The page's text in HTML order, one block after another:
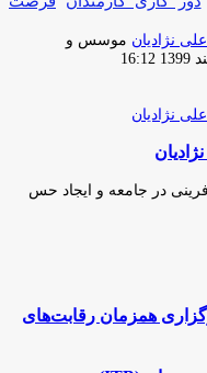
موسس و
در جامعه و ایجاد حس
همزمان رقابت‌های